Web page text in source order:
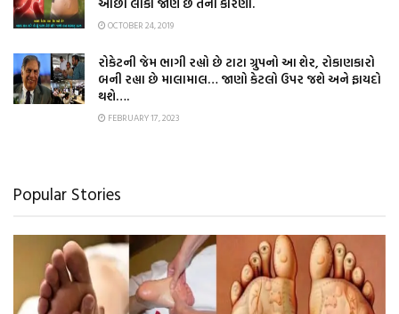
OCTOBER 24, 2019
રોકેટની જેમ ભાગી રહ્યો છે ટાટા ગ્રુપનો આ શેર, રોકાણકારો
બની રહ્યા છે માલામાલ… જાણો કેટલો ઉપર જશે અને ફાયદો
થશે….
FEBRUARY 17, 2023
Popular Stories